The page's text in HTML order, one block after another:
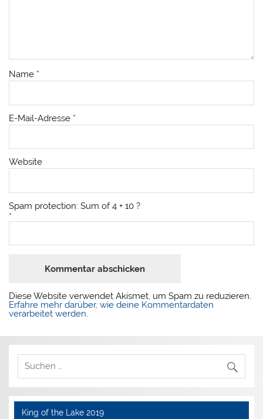
Name *
E-Mail-Adresse *
Website
Spam protection: Sum of 4 + 10 ?
*
Diese Website verwendet Akismet, um Spam zu reduzieren.
Erfahre mehr darüber, wie deine Kommentardaten
verarbeitet werden.
King of the Lake 2019